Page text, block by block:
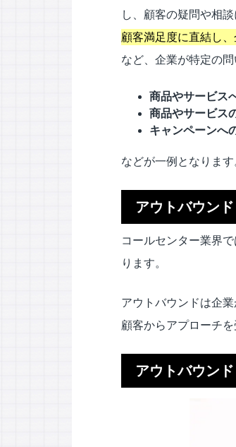
し、顧客の疑問や相談
顧客満足度に直結し
など、企業が特定の
商品やサービス
商品やサービス
キャンペーンへ
などが一例となります
アウトバウン
コールセンター業界
ります。
アウトバウンドは企
顧客からアプローチを
アウトバウン